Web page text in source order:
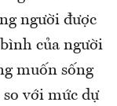
người được
của người
muốn sống
với mức dự